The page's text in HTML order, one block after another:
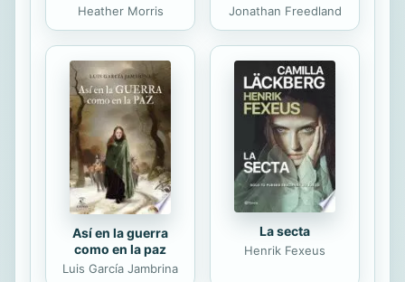
Heather Morris Jonathan Freedland
Así en la guerra
como en la paz
Luis García Jambrina
La secta
Henrik Fexeus